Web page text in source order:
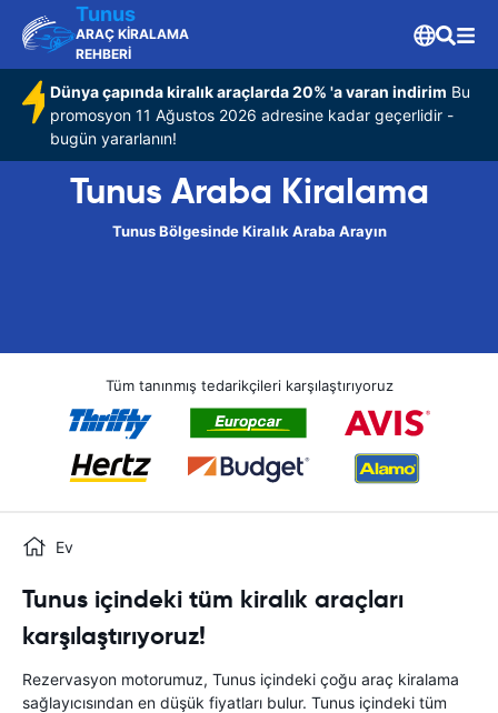
Tunus
ARAÇ KİRALAMA
REHBERİ
Dünya çapında kiralık araçlarda 20% 'a varan indirim Bu
promosyon 11 Ağustos 2026 adresine kadar geçerlidir -
bugün yararlanın!
Tunus Araba Kiralama
Tunus Bölgesinde Kiralık Araba Arayın
Tüm tanınmış tedarikçileri karşılaştırıyoruz
Ev
Tunus içindeki tüm kiralık araçları
karşılaştırıyoruz!
Rezervasyon motorumuz, Tunus içindeki çoğu araç kiralama
sağlayıcısından en düşük fiyatları bulur. Tunus içindeki tüm